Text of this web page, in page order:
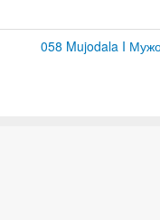
058 Mujodala I